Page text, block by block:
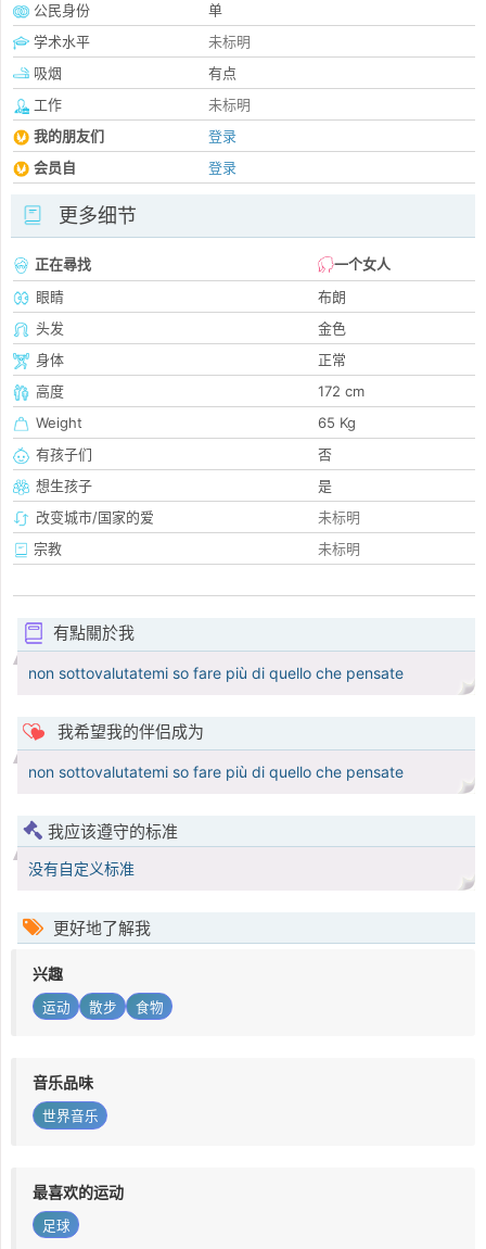
公民身份
单
学术水平
未标明
吸烟
有点
工作
未标明
我的朋友们
登录
会员自
登录
更多细节
正在尋找
一个女人
眼睛
布朗
头发
金色
身体
正常
高度
172 cm
Weight
65 Kg
有孩子们
否
想生孩子
是
改变城市/国家的爱
未标明
宗教
未标明
有點關於我
non sottovalutatemi so fare più di quello che pensate
我希望我的伴侣成为
non sottovalutatemi so fare più di quello che pensate
我应该遵守的标准
没有自定义标准
更好地了解我
兴趣
运动 散步 食物
音乐品味
世界音乐
最喜欢的运动
足球